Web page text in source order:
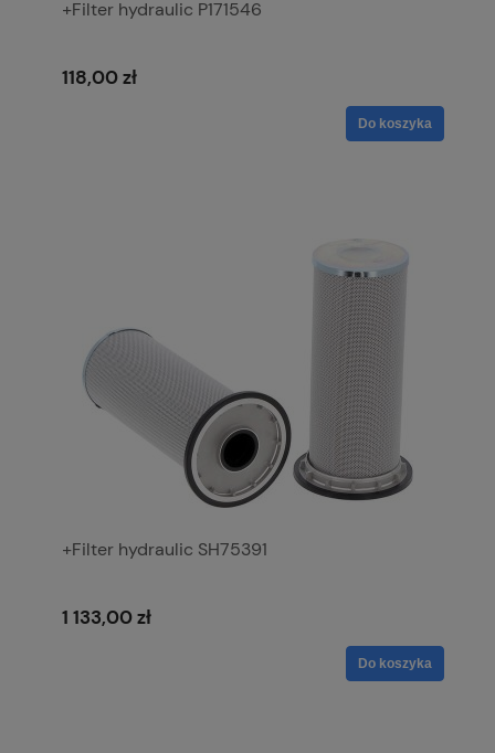
+Filter hydraulic P171546
118,00 zł
Do koszyka
+Filter hydraulic SH75391
1 133,00 zł
Do koszyka